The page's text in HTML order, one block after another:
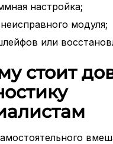
настройка;
модуля;
или
стоит